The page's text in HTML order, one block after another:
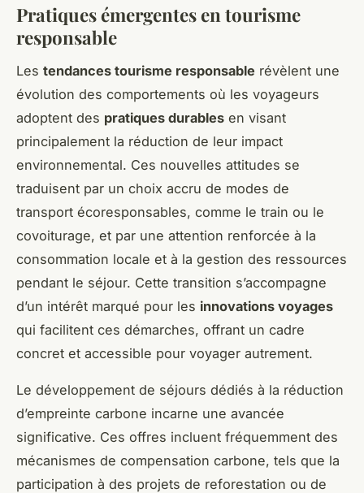
Pratiques émergentes en tourisme
responsable
Les tendances tourisme responsable révèlent une
évolution des comportements où les voyageurs
adoptent des pratiques durables en visant
principalement la réduction de leur impact
environnemental. Ces nouvelles attitudes se
traduisent par un choix accru de modes de
transport écoresponsables, comme le train ou le
covoiturage, et par une attention renforcée à la
consommation locale et à la gestion des ressources
pendant le séjour. Cette transition s’accompagne
d’un intérêt marqué pour les innovations voyages
qui facilitent ces démarches, offrant un cadre
concret et accessible pour voyager autrement.
Le développement de séjours dédiés à la réduction
d’empreinte carbone incarne une avancée
significative. Ces offres incluent fréquemment des
mécanismes de compensation carbone, tels que la
participation à des projets de reforestation ou de